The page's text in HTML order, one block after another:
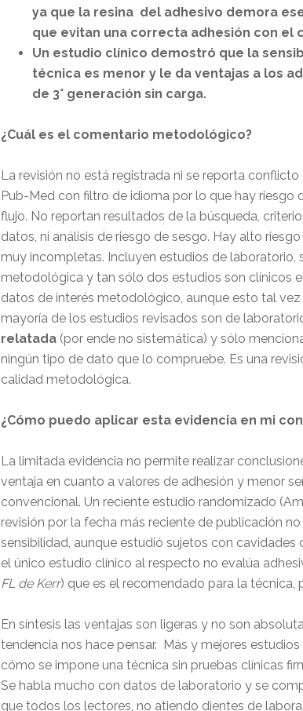
ya que la resina del adhesivo demora
que evitan una correcta adhesión con el
Un estudio clínico demostró que la
técnica es menor y le da ventajas a los
de 3° generación sin carga.
¿Cuál es el comentario metodológico?
La revisión no está registrada ni se reporta
Pub-Med con filtro de idioma por lo que hay riesgo
flujo. No reportan resultados de la búsqueda,
datos, ni análisis de riesgo de sesgo. Hay alto
muy incompletas. Incluyen estudios de laboratorio,
metodológica y tan sólo dos estudios son clínicos
datos de interés metodológico, aunque esto tal
mayoría de los estudios revisados son de
relatada (por ende no sistemática) y sólo
ningún tipo de dato que lo compruebe. Es una
calidad metodológica.
¿Cómo puedo aplicar esta evidencia en mi
La limitada evidencia no permite realizar
ventaja en cuanto a valores de adhesión y menor
convencional. Un reciente estudio randomizado
revisión por la fecha más reciente de publicación
sensibilidad, aunque estudió sujetos con
el único estudio clínico al respecto no evalúa
FL de Kerr) que es el recomendado para la
En síntesis las ventajas son ligeras y no son
tendencia nos hace pensar. Más y mejores
cómo se impone una técnica sin pruebas clínicas
Se habla mucho con datos de laboratorio y se
que todos los lectores, no atiendo dientes de